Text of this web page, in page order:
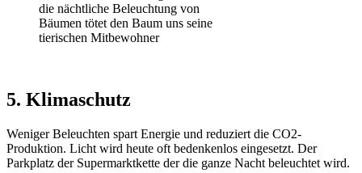
die nächtliche Beleuchtung von
Bäumen tötet den Baum uns seine
tierischen Mitbewohner
5. Klimaschutz
Weniger Beleuchten spart Energie und reduziert die CO2-
Produktion. Licht wird heute oft bedenkenlos eingesetzt. Der
Parkplatz der Supermarktkette der die ganze Nacht beleuchtet wird.